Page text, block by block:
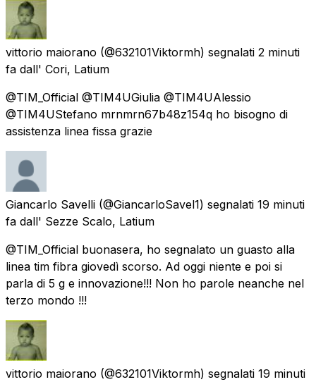
vittorio maiorano (@632101Viktormh) segnalati 2 minuti
fa dall' Cori, Latium
@TIM_Official @TIM4UGiulia @TIM4UAlessio
@TIM4UStefano mrnmrn67b48z154q ho bisogno di
assistenza linea fissa grazie
Giancarlo Savelli (@GiancarloSavel1) segnalati 19 minuti
fa dall' Sezze Scalo, Latium
@TIM_Official buonasera, ho segnalato un guasto alla
linea tim fibra giovedì scorso. Ad oggi niente e poi si
parla di 5 g e innovazione!!! Non ho parole neanche nel
terzo mondo !!!
vittorio maiorano (@632101Viktormh) segnalati 19 minuti